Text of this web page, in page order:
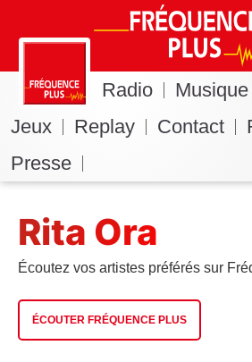
Radio Musique
Jeux
Replay Contact
Presse
Rita Ora
Écoutez vos artistes préférés sur
ÉCOUTER FRÉQUENCE PLUS